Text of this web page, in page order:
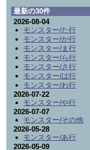
最新の30件
2026-08-04
モンスター/た行
モンスター/か行
モンスター/ま行
モンスター/ら行
モンスター/さ行
モンスター/は行
モンスター/わ行
2026-07-22
モンスター/や行
2026-07-07
モンスター/その他
2026-05-28
モンスター/あ行
2026-05-09